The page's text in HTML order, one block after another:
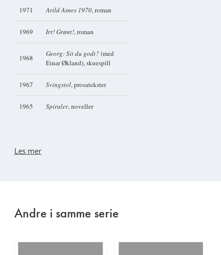
1971 Arild Asnes 1970, roman
1969 Irr! Grønt!, roman
1968 Georg: Sit du godt? (med
Einar Økland), skuespill
1967 Svingstol, prosatekster
1965 Spiraler, noveller
Les mer
Andre i samme serie